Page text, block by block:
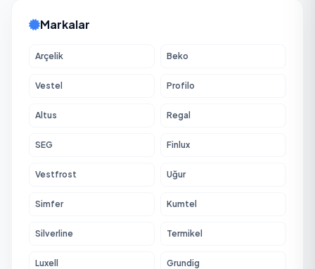
Markalar
Arçelik Beko
Vestel Profilo
Altus Regal
SEG Finlux
Vestfrost Uğur
Simfer Kumtel
Silverline Termikel
Luxell Grundig